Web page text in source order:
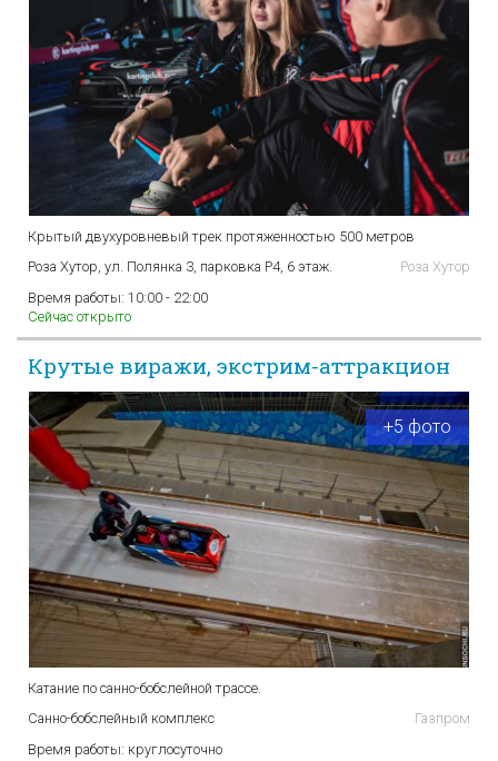
Крытый двухуровневый трек протяженностью 500 метров
Роза Хутор, ул. Полянка 3, парковка P4, 6 этаж.
Роза Хутор
Время работы: 10:00 - 22:00
Сейчас открыто
Крутые виражи, экстрим-аттракцион
+5 фото
Катание по санно-бобслейной трассе.
Санно-бобслейный комплекс
Газпром
Время работы: круглосуточно